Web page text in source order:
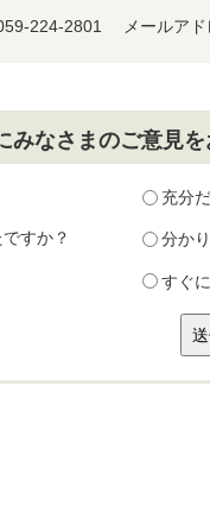
224-2801 メールアド
みなさまのご意見
充分
すか？ 分か
すぐ